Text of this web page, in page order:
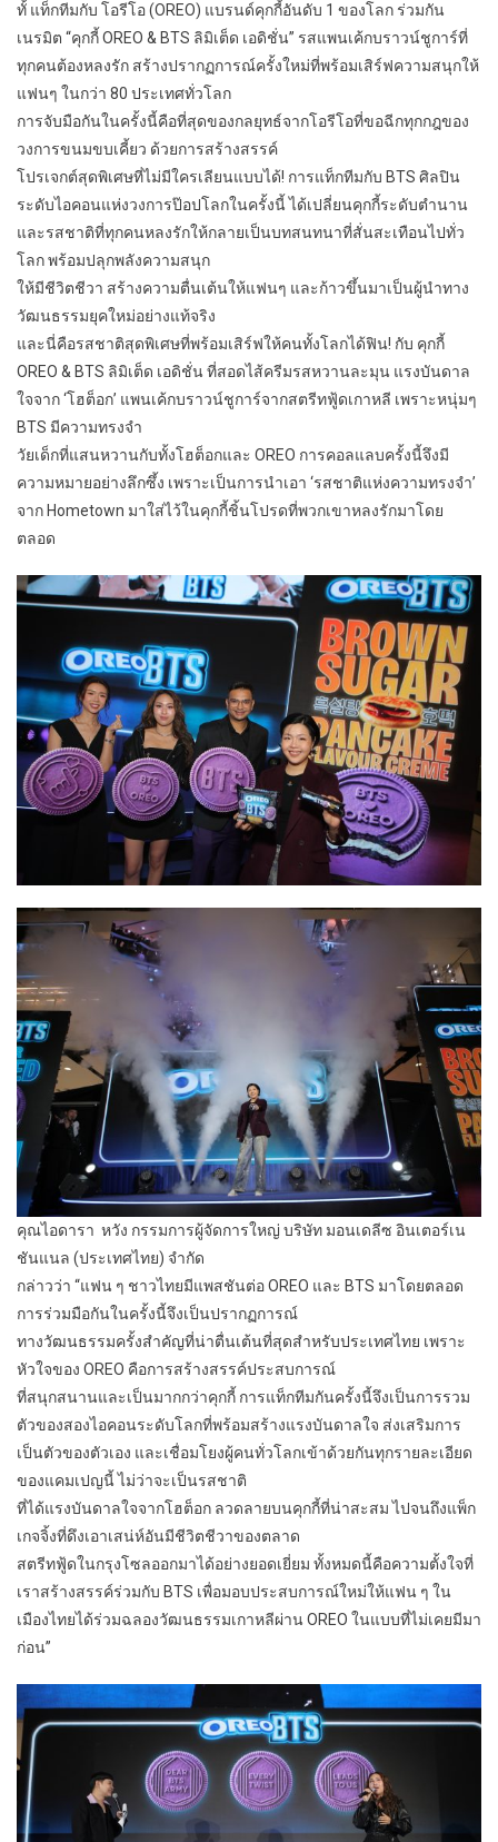
ทั้ แท็กทีมกับ โอรีโอ (OREO) แบรนด์คุกกี้อันดับ 1 ของโลก ร่วมกัน
เนรมิต “คุกกี้ OREO & BTS ลิมิเต็ด เอดิชั่น” รสแพนเค้กบราวน์ชูการ์ที่
ทุกคนต้องหลงรัก สร้างปรากฏการณ์ครั้งใหม่ที่พร้อมเสิร์ฟความสนุกให้
แฟนๆ ในกว่า 80 ประเทศทั่วโลก
การจับมือกันในครั้งนี้คือที่สุดของกลยุทธ์จากโอรีโอที่ขอฉีกทุกกฎของ
วงการขนมขบเคี้ยว ด้วยการสร้างสรรค์
โปรเจกต์สุดพิเศษที่ไม่มีใครเลียนแบบได้! การแท็กทีมกับ BTS ศิลปิน
ระดับไอคอนแห่งวงการป๊อปโลกในครั้งนี้ ได้เปลี่ยนคุกกี้ระดับตำนาน
และรสชาติที่ทุกคนหลงรักให้กลายเป็นบทสนทนาที่สั่นสะเทือนไปทั่ว
โลก พร้อมปลุกพลังความสนุก
ให้มีชีวิตชีวา สร้างความตื่นเต้นให้แฟนๆ และก้าวขึ้นมาเป็นผู้นำทาง
วัฒนธรรมยุคใหม่อย่างแท้จริง
และนี่คือรสชาติสุดพิเศษที่พร้อมเสิร์ฟให้คนทั้งโลกได้ฟิน! กับ คุกกี้
OREO & BTS ลิมิเต็ด เอดิชั่น ที่สอดไส้ครีมรสหวานละมุน แรงบันดาล
ใจจาก ‘โฮต็อก’ แพนเค้กบราวน์ชูการ์จากสตรีทฟู้ดเกาหลี เพราะหนุ่มๆ
BTS มีความทรงจำ
วัยเด็กที่แสนหวานกับทั้งโฮต็อกและ OREO การคอลแลบครั้งนี้จึงมี
ความหมายอย่างลึกซึ้ง เพราะเป็นการนำเอา ‘รสชาติแห่งความทรงจำ’
จาก Hometown มาใส่ไว้ในคุกกี้ชิ้นโปรดที่พวกเขาหลงรักมาโดย
ตลอด
คุณไอดารา หวัง กรรมการผู้จัดการใหญ่ บริษัท มอนเดลีซ อินเตอร์เน
ชันแนล (ประเทศไทย) จำกัด
กล่าวว่า “แฟน ๆ ชาวไทยมีแพสชันต่อ OREO และ BTS มาโดยตลอด
การร่วมมือกันในครั้งนี้จึงเป็นปรากฏการณ์
ทางวัฒนธรรมครั้งสำคัญที่น่าตื่นเต้นที่สุดสำหรับประเทศไทย เพราะ
หัวใจของ OREO คือการสร้างสรรค์ประสบการณ์
ที่สนุกสนานและเป็นมากกว่าคุกกี้ การแท็กทีมกันครั้งนี้จึงเป็นการรวม
ตัวของสองไอคอนระดับโลกที่พร้อมสร้างแรงบันดาลใจ ส่งเสริมการ
เป็นตัวของตัวเอง และเชื่อมโยงผู้คนทั่วโลกเข้าด้วยกันทุกรายละเอียด
ของแคมเปญนี้ ไม่ว่าจะเป็นรสชาติ
ที่ได้แรงบันดาลใจจากโฮต็อก ลวดลายบนคุกกี้ที่น่าสะสม ไปจนถึงแพ็ก
เกจจิ้งที่ดึงเอาเสน่ห์อันมีชีวิตชีวาของตลาด
สตรีทฟู้ดในกรุงโซลออกมาได้อย่างยอดเยี่ยม ทั้งหมดนี้คือความตั้งใจที่
เราสร้างสรรค์ร่วมกับ BTS เพื่อมอบประสบการณ์ใหม่ให้แฟน ๆ ใน
เมืองไทยได้ร่วมฉลองวัฒนธรรมเกาหลีผ่าน OREO ในแบบที่ไม่เคยมีมา
ก่อน”